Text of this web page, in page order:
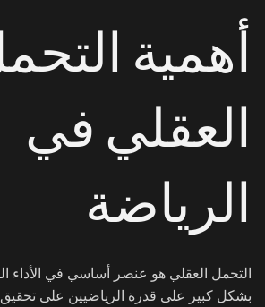
أهمية
العقلي في
الرياضة
التحمل العقلي هو عنصر أساسي في الأداء
بشكل كبير على قدرة الرياضيين على